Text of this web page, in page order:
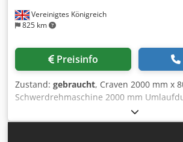
Vereinigtes Königreich
825 km
Preisinfo
Zustand: gebraucht, Craven 2000 mm x
Schwerdrehmaschine 2000 mm
Bett 1500 mm über dem Support 8.000
Hauptantrieb 60 kW Crodpfxex Hp Iwo
Tonnen Spindeldrehzahlen 2 – 152 U/